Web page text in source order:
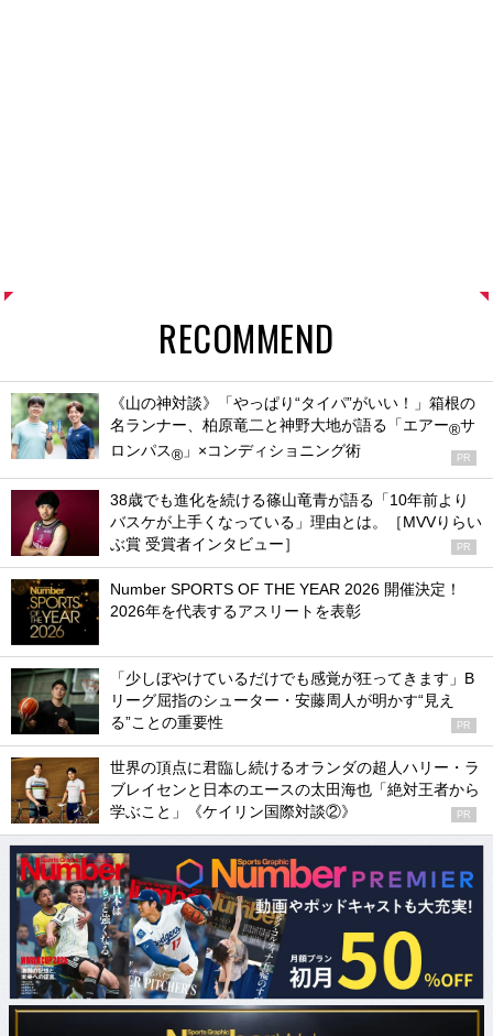
RECOMMEND
《山の神対談》「やっぱり“タイパ”がいい！」箱根の
名ランナー、柏原竜二と神野大地が語る「エアー®サ
ロンパス® 」×コンディショニング術 PR
38歳でも進化を続ける篠山竜青が語る「10年前より
バスケが上手くなっている」理由とは。［MVVりらい
ぶ賞 受賞者インタビュー］
PR
Number SPORTS OF THE YEAR 2026 開催決定！
2026年を代表するアスリートを表彰
「少しぼやけているだけでも感覚が狂ってきます」B
リーグ屈指のシューター・安藤周人が明かす“見え
る”ことの重要性
PR
世界の頂点に君臨し続けるオランダの超人ハリー・ラ
ブレイセンと日本のエースの太田海也「絶対王者から
学ぶこと」《ケイリン国際対談②》
PR